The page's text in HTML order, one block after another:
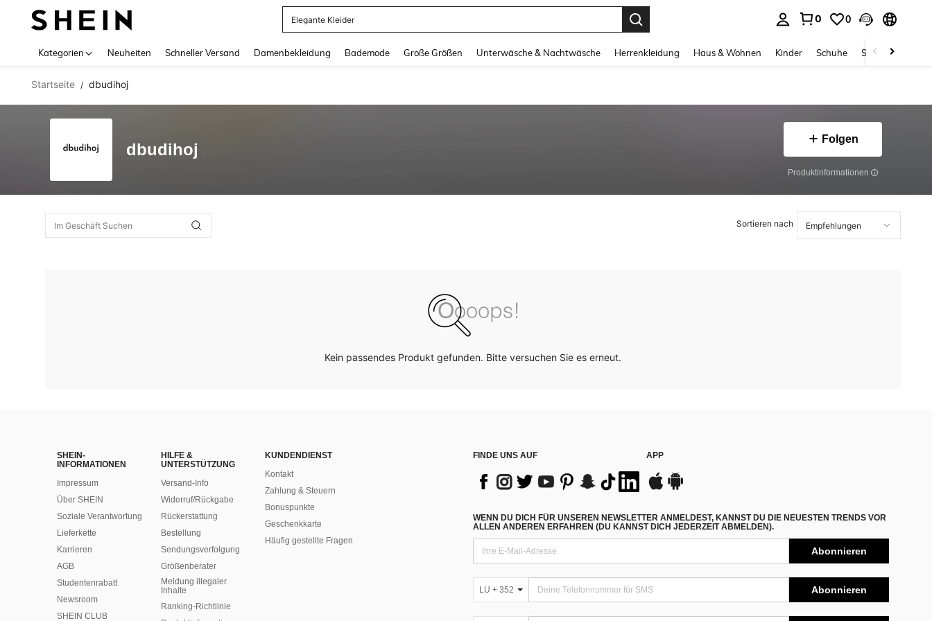
Elegante Kleider
0 0
Kategorien Neuheiten Schneller Versand Damenbekleidung Bademode Große Größen Unterwäsche & Nachtwäsche Herrenkleidung Haus & Wohnen Kinder Schuhe Schmuck &
Startseite / dbudihoj
dbudihoj
Folgen
Produktinformationen
Sortieren nach
Kein passendes Produkt gefunden. Bitte versuchen Sie es erneut.
SHEIN-
INFORMATIONEN
Impressum
Über SHEIN
Soziale Verantwortung
Lieferkette
Karrieren
AGB
Studentenrabatt
Newsroom
SHEIN CLUB
HILFE &
UNTERSTÜTZUNG
Versand-Info
Widerruf/Rückgabe
Rückerstattung
Bestellung
Sendungsverfolgung
Größenberater
Meldung illegaler
Inhalte
Ranking-Richtlinie
KUNDENDIENST
Kontakt
Zahlung & Steuern
Bonuspunkte
Geschenkkarte
Häufig gestellte Fragen
FINDE UNS AUF APP
WENN DU DICH FÜR UNSEREN NEWSLETTER ANMELDEST, KANNST DU DIE NEUESTEN TRENDS VOR
ALLEN ANDEREN ERFAHREN (DU KANNST DICH JEDERZEIT ABMELDEN).
Abonnieren
LU + 352 Abonnieren